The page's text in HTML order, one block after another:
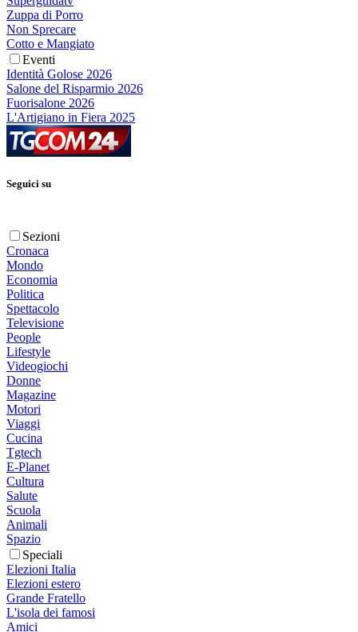
Zuppa di Porro
Non Sprecare
Cotto e Mangiato
Eventi
Identità Golose 2026
Salone del Risparmio 2026
Fuorisalone 2026
L'Artigiano in Fiera 2025
Seguici su
Sezioni
Cronaca
Mondo
Economia
Politica
Spettacolo
Televisione
People
Lifestyle
Videogiochi
Donne
Magazine
Motori
Viaggi
Cucina
Tgtech
E-Planet
Cultura
Salute
Scuola
Animali
Spazio
Speciali
Elezioni Italia
Elezioni estero
Grande Fratello
L'isola dei famosi
Amici